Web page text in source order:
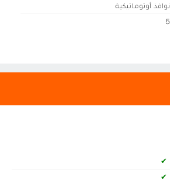
نوافذ أوتوماتيكية
5
✔
✔